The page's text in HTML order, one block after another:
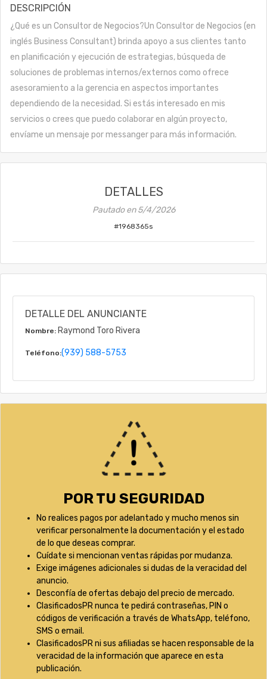
DESCRIPCIÓN
¿Qué es un Consultor de Negocios?Un Consultor de Negocios (en
inglés Business Consultant) brinda apoyo a sus clientes tanto
en planificación y ejecución de estrategias, búsqueda de
soluciones de problemas internos/externos como ofrece
asesoramiento a la gerencia en aspectos importantes
dependiendo de la necesidad. Si estás interesado en mis
servicios o crees que puedo colaborar en algún proyecto,
envíame un mensaje por messanger para más información.
DETALLES
Pautado en5/4/2026
#1968365s
DETALLE DEL ANUNCIANTE
Nombre: Raymond Toro Rivera
Teléfono:(939) 588-5753
POR TU SEGURIDAD
No realices pagos por adelantado y mucho menos sin
verificar personalmente la documentación y el estado
de lo que deseas comprar.
Cuídate si mencionan ventas rápidas por mudanza.
Exige imágenes adicionales si dudas de la veracidad del
anuncio.
Desconfía de ofertas debajo del precio de mercado.
ClasificadosPR nunca te pedirá contraseñas, PIN o
códigos de verificación a través de WhatsApp, teléfono,
SMS o email.
ClasificadosPR ni sus afiliadas se hacen responsable de la
veracidad de la información que aparece en esta
publicación.